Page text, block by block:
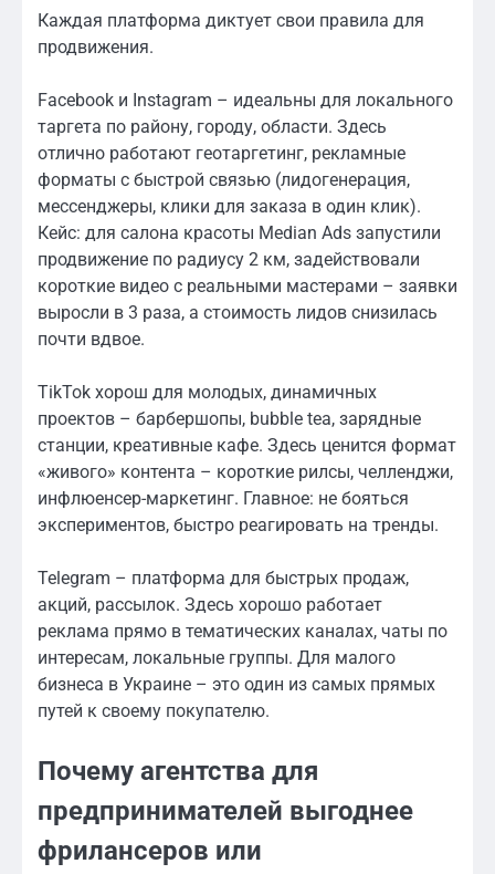
Каждая платформа диктует свои правила для
продвижения.
Facebook и Instagram – идеальны для локального
таргета по району, городу, области. Здесь
отлично работают геотаргетинг, рекламные
форматы с быстрой связью (лидогенерация,
мессенджеры, клики для заказа в один клик).
Кейс: для салона красоты Median Ads запустили
продвижение по радиусу 2 км, задействовали
короткие видео с реальными мастерами – заявки
выросли в 3 раза, а стоимость лидов снизилась
почти вдвое.
TikTok хорош для молодых, динамичных
проектов – барбершопы, bubble tea, зарядные
станции, креативные кафе. Здесь ценится формат
«живого» контента – короткие рилсы, челленджи,
инфлюенсер-маркетинг. Главное: не бояться
экспериментов, быстро реагировать на тренды.
Telegram – платформа для быстрых продаж,
акций, рассылок. Здесь хорошо работает
реклама прямо в тематических каналах, чаты по
интересам, локальные группы. Для малого
бизнеса в Украине – это один из самых прямых
путей к своему покупателю.
Почему агентства для
предпринимателей выгоднее
фрилансеров или